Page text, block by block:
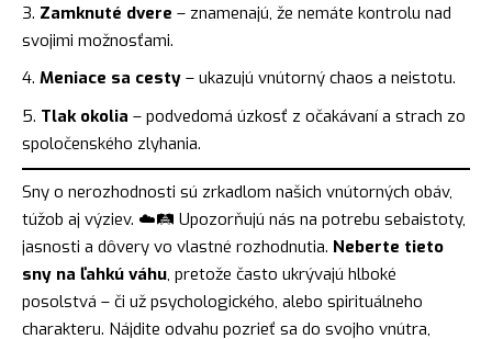
Zamknuté dvere – znamenajú, že nemáte kontrolu nad
svojimi možnosťami.
Meniace sa cesty – ukazujú vnútorný chaos a neistotu.
Tlak okolia – podvedomá úzkosť z očakávaní a strach zo
spoločenského zlyhania.
Sny o nerozhodnosti sú zrkadlom našich vnútorných obáv,
túžob aj výziev. ☁️🛤️ Upozorňujú nás na potrebu sebaistoty,
jasnosti a dôvery vo vlastné rozhodnutia. Neberte tieto
sny na ľahkú váhu, pretože často ukrývajú hlboké
posolstvá – či už psychologického, alebo spirituálneho
charakteru. Nájdite odvahu pozrieť sa do svojho vnútra,